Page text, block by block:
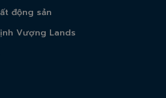
động sản
Vượng Lands